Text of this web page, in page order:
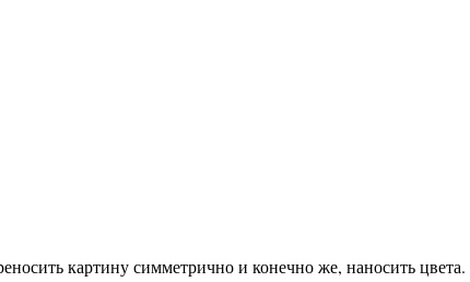
картину симметрично и конечно же, наносить цвета.